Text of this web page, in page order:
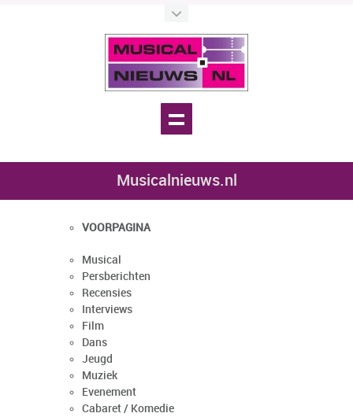
Musicalnieuws.nl
VOORPAGINA
Musical
Persberichten
Recensies
Interviews
Film
Dans
Jeugd
Muziek
Evenement
Cabaret / Komedie